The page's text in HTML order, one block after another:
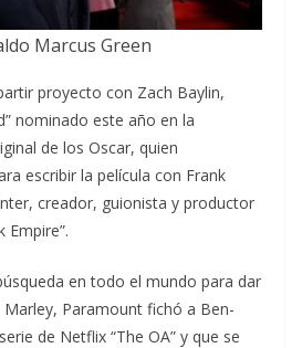
Marcus Green
proyecto con Zach Baylin,
nominado este año en la
de los Oscar, quien
escribir la película con Frank
creador, guionista y productor
Empire”.
en todo el mundo para dar
Paramount fichó a Ben-
de Netflix “The OA” y que se